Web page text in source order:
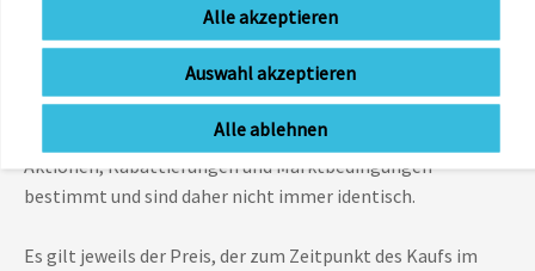
Bitte beachten Sie, dass die Preise für Zubehörartikel in
unserem Onlineshop von den Preisen in unserem
stationären Geschäft abweichen können. Online- und
Ladenpreise werden teilweise durch unterschiedliche
Aktionen, Rabattierungen und Marktbedingungen
bestimmt und sind daher nicht immer identisch.
Es gilt jeweils der Preis, der zum Zeitpunkt des Kaufs im
Alle akzeptieren
Auswahl akzeptieren
Alle ablehnen